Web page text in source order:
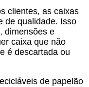
clientes, as caixas
de qualidade. Isso
dimensões e
caixa que não
é descartada ou
​​de papelão